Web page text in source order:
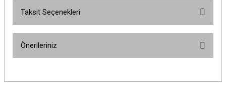
Taksit Seçenekleri
Önerileriniz
yetersiz gördüğünüz noktaları öneri formunu kullanarak tarafımıza